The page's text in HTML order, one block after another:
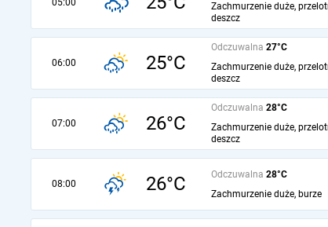
05:00
Zachmurzenie duże,
deszcz
06:00 25°C
Odczuwalna 27°C
Zachmurzenie duże,
deszcz
07:00 26°C
Odczuwalna 28°C
Zachmurzenie duże,
deszcz
08:00 26°C Odczuwalna 28°C
Zachmurzenie duże, burze